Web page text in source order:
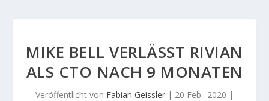
MIKE BELL VERLÄSST RIVIAN
ALS CTO NACH 9 MONATEN
Veröffentlicht von Fabian Geissler | 20 Feb.. 2020 |